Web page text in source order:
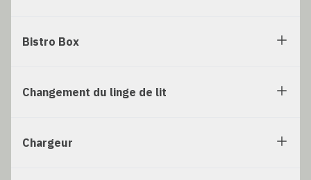
Bistro Box
Changement du linge de lit
Chargeur